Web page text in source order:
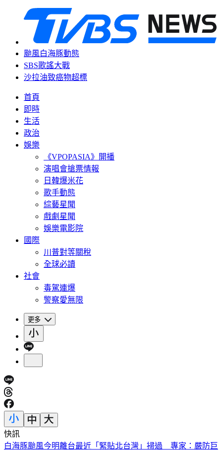
颱風白海豚動態
SBS歌謠大戰
沙拉油致癌物超標
首頁
即時
生活
政治
娛樂
《VPOPASIA》開播
演唱會搶票情報
日韓爆米花
歌手動態
綜藝星聞
戲劇星聞
娛樂電影院
國際
川普對等關稅
全球必讀
社會
毒駕連爆
警察愛無限
更多
快訊
買手搖飲「發票中1000萬」！獎落南北2縣市 200萬也中